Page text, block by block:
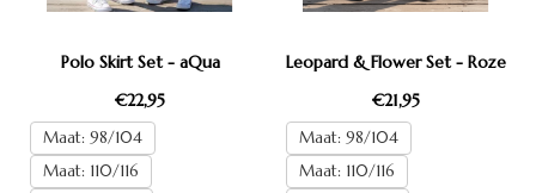
Polo Skirt Set - aQua
€22,95
Maat: 98/104
Maat: 110/116
Leopard & Flower Set - Roze
€21,95
Maat: 98/104
Maat: 110/116